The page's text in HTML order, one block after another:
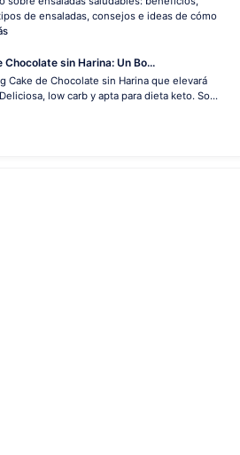
de ensaladas, consejos e ideas de cómo
Chocolate sin Harina: Un Bo...
Cake de Chocolate sin Harina que elevará
low carb y apta para dieta keto. So...